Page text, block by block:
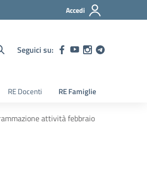
Accedi
Seguici su:
RE Docenti RE Famiglie
attività febbraio